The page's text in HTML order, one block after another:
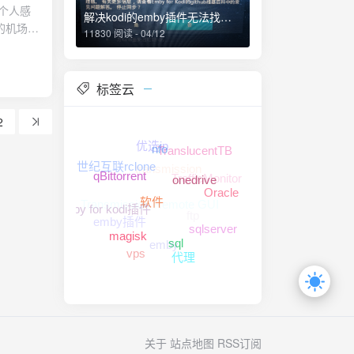
散步
提起
、毕
朋
样的
不要
年代,
败负
束,
从80年
的政
人感
机场到
观察
台，新
联网
解决kodi的emby插件无法找到文件...相对路径、绝对路径问题
11830 阅读 - 04/12
标签云
sql
代理
sqlserver
Oracle
onedrive
软件
magisk
vps
emby
TrafficMonitor
TranslucentTB
nfo
qBittorrent
emby for kodi插件
emby插件
Transmission Remote GUI
transmission
优选ip
世纪互联rclone
关于 站点地图 RSS订阅